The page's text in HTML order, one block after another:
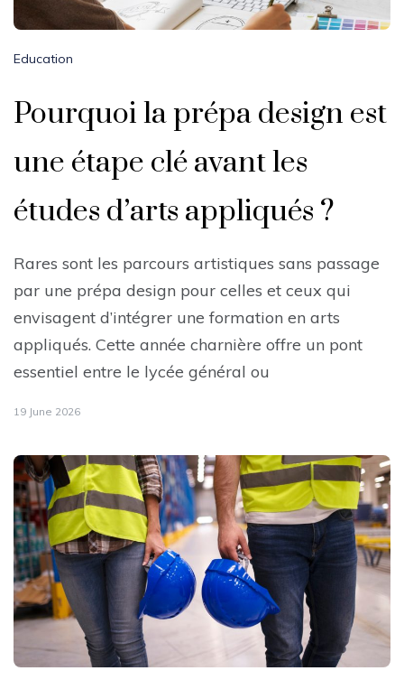
Education
Pourquoi la prépa design est
une étape clé avant les
études d’arts appliqués ?
Rares sont les parcours artistiques sans passage
par une prépa design pour celles et ceux qui
envisagent d’intégrer une formation en arts
appliqués. Cette année charnière offre un pont
essentiel entre le lycée général ou
19 June 2026